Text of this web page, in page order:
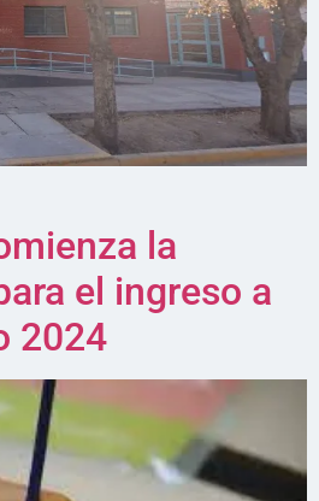
la
el ingreso a
2024